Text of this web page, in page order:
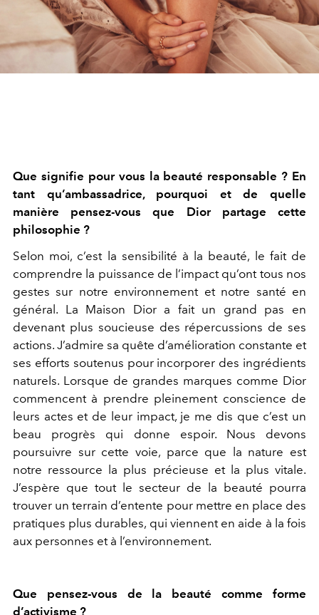
Que signifie pour vous la beauté responsable ? En
tant qu’ambassadrice, pourquoi et de quelle
manière pensez-vous que Dior partage cette
philosophie ?
Selon moi, c’est la sensibilité à la beauté, le fait de
comprendre la puissance de l’impact qu’ont tous nos
gestes sur notre environnement et notre santé en
général. La Maison Dior a fait un grand pas en
devenant plus soucieuse des répercussions de ses
actions. J’admire sa quête d’amélioration constante et
ses efforts soutenus pour incorporer des ingrédients
naturels. Lorsque de grandes marques comme Dior
commencent à prendre pleinement conscience de
leurs actes et de leur impact, je me dis que c’est un
beau progrès qui donne espoir. Nous devons
poursuivre sur cette voie, parce que la nature est
notre ressource la plus précieuse et la plus vitale.
J’espère que tout le secteur de la beauté pourra
trouver un terrain d’entente pour mettre en place des
pratiques plus durables, qui viennent en aide à la fois
aux personnes et à l’environnement.
Que pensez-vous de la beauté comme forme
d’activisme ?